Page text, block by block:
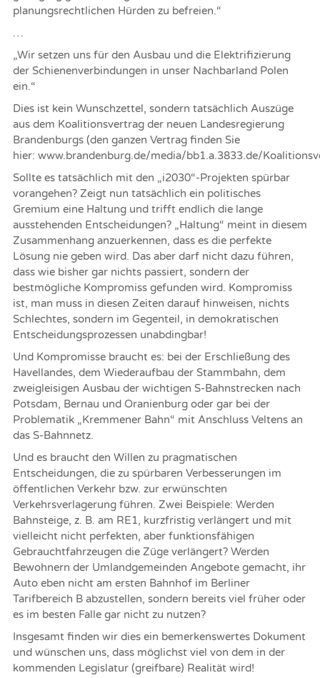
planungsrechtlichen Hürden zu befreien.“
…
„Wir setzen uns für den Ausbau und die Elektrifizierung
der Schienenverbindungen in unser Nachbarland Polen
ein.“
Dies ist kein Wunschzettel, sondern tatsächlich Auszüge
aus dem Koalitionsvertrag der neuen Landesregierung
Brandenburgs (den ganzen Vertrag finden Sie
hier: www.brandenburg.de/media/bb1.a.3833.de/
Sollte es tatsächlich mit den „i2030“-Projekten spürbar
vorangehen? Zeigt nun tatsächlich ein politisches
Gremium eine Haltung und trifft endlich die lange
ausstehenden Entscheidungen? „Haltung“ meint in diesem
Zusammenhang anzuerkennen, dass es die perfekte
Lösung nie geben wird. Das aber darf nicht dazu führen,
dass wie bisher gar nichts passiert, sondern der
bestmögliche Kompromiss gefunden wird. Kompromiss
ist, man muss in diesen Zeiten darauf hinweisen, nichts
Schlechtes, sondern im Gegenteil, in demokratischen
Entscheidungsprozessen unabdingbar!
Und Kompromisse braucht es: bei der Erschließung des
Havellandes, dem Wiederaufbau der Stammbahn, dem
zweigleisigen Ausbau der wichtigen S-Bahnstrecken nach
Potsdam, Bernau und Oranienburg oder gar bei der
Problematik „Kremmener Bahn“ mit Anschluss Veltens an
das S-Bahnnetz.
Und es braucht den Willen zu pragmatischen
Entscheidungen, die zu spürbaren Verbesserungen im
öffentlichen Verkehr bzw. zur erwünschten
Verkehrsverlagerung führen. Zwei Beispiele: Werden
Bahnsteige, z. B. am RE1, kurzfristig verlängert und mit
vielleicht nicht perfekten, aber funktionsfähigen
Gebrauchtfahrzeugen die Züge verlängert? Werden
Bewohnern der Umlandgemeinden Angebote gemacht, ihr
Auto eben nicht am ersten Bahnhof im Berliner
Tarifbereich B abzustellen, sondern bereits viel früher oder
es im besten Falle gar nicht zu nutzen?
Insgesamt finden wir dies ein bemerkenswertes Dokument
und wünschen uns, dass möglichst viel von dem in der
kommenden Legislatur (greifbare) Realität wird!